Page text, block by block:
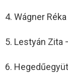
4. Wágner
5. Lestyán Zita
6.